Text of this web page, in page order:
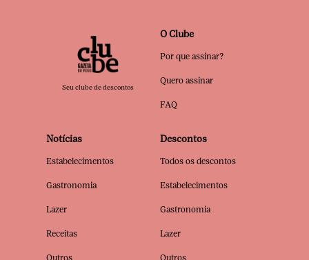
Seu clube de descontos
O Clube
Por que assinar?
Quero assinar
FAQ
Notícias
Estabelecimentos
Gastronomia
Lazer
Receitas
Outros
Descontos
Todos os descontos
Estabelecimentos
Gastronomia
Lazer
Outros